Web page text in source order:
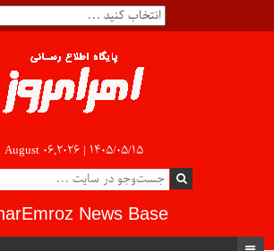
August 06,2026 | ۱۴۰۵/۰۵/۱۵
News Base